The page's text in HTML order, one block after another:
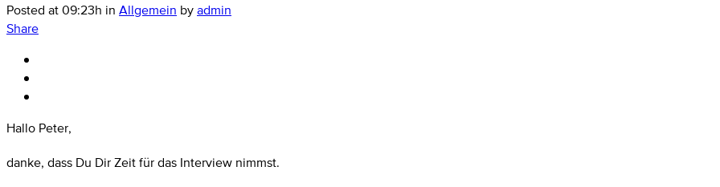
Posted at 09:23h in Allgemein byadmin
Share
Hallo Peter,
danke, dass Du Dir Zeit für das Interview nimmst.